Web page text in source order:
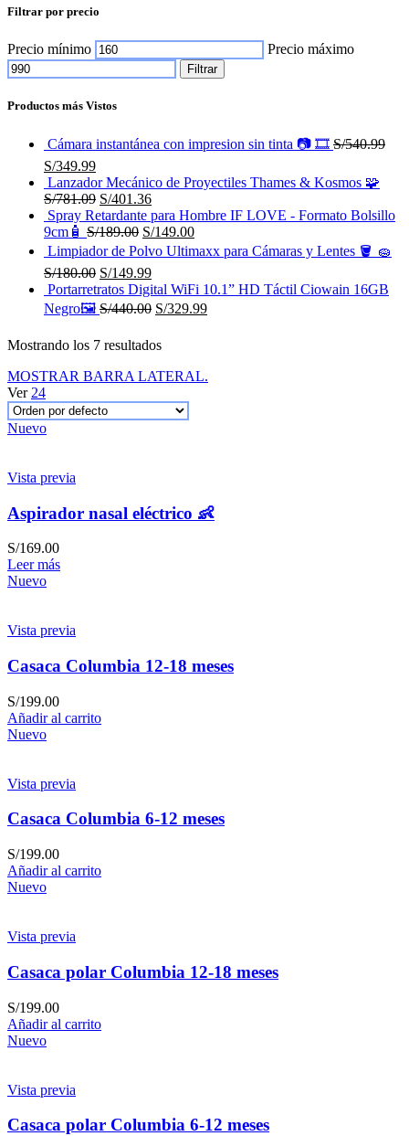
Filtrar por precio
Precio mínimo Precio máximo
Filtrar
Productos más Vistos
Cámara instantánea con impresion sin tinta 📷 🎞 S/540.99
S/349.99
Lanzador Mecánico de Proyectiles Thames & Kosmos 🧩
S/781.09 S/401.36
Spray Retardante para Hombre IF LOVE - Formato Bolsillo
9cm🧴 S/189.00 S/149.00
Limpiador de Polvo Ultimaxx para Cámaras y Lentes 🪣 🧽
S/180.00 S/149.99
Portarretratos Digital WiFi 10.1” HD Táctil Ciowain 16GB
Negro🖼️ S/440.00 S/329.99
Mostrando los 7 resultados
MOSTRAR BARRA LATERAL.
Ver 24
Nuevo
Vista previa
Aspirador nasal eléctrico 👶
S/169.00
Leer más
Nuevo
Vista previa
Casaca Columbia 12-18 meses
S/199.00
Añadir al carrito
Nuevo
Vista previa
Casaca Columbia 6-12 meses
S/199.00
Añadir al carrito
Nuevo
Vista previa
Casaca polar Columbia 12-18 meses
S/199.00
Añadir al carrito
Nuevo
Vista previa
Casaca polar Columbia 6-12 meses